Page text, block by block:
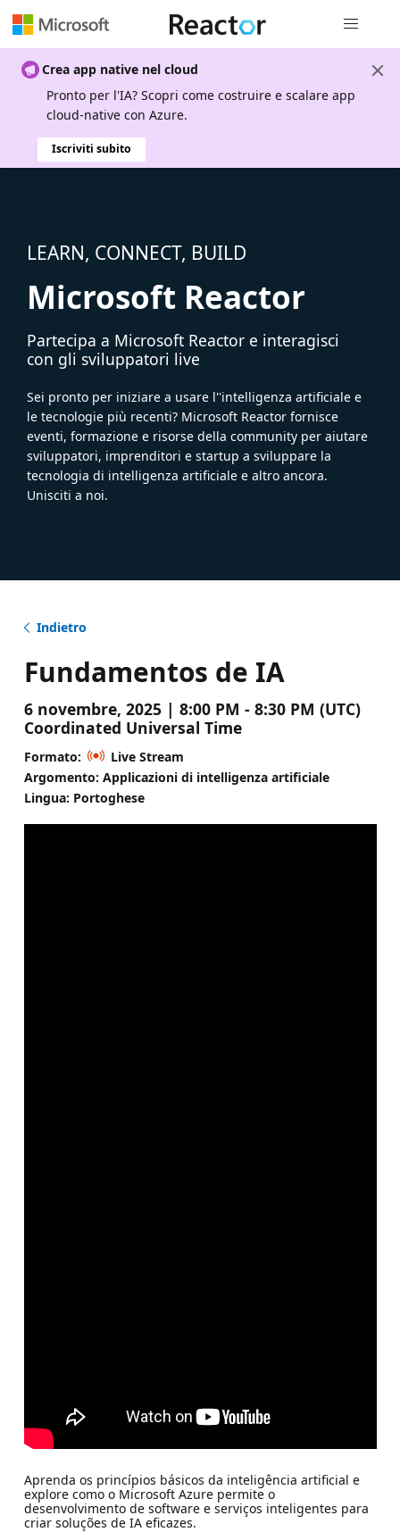
Crea app native nel cloud
Pronto per l'IA? Scopri come costruire e scalare app
cloud-native con Azure.
Iscriviti subito
LEARN, CONNECT, BUILD
Microsoft Reactor
Partecipa a Microsoft Reactor e interagisci
con gli sviluppatori live
Sei pronto per iniziare a usare l''intelligenza artificiale e
le tecnologie più recenti? Microsoft Reactor fornisce
eventi, formazione e risorse della community per aiutare
sviluppatori, imprenditori e startup a sviluppare la
tecnologia di intelligenza artificiale e altro ancora.
Unisciti a noi.
Indietro
Fundamentos de IA
6 novembre, 2025 | 8:00 PM - 8:30 PM (UTC)
Coordinated Universal Time
Formato:
Live Stream
Argomento: Applicazioni di intelligenza artificiale
Lingua: Portoghese
Aprenda os princípios básicos da inteligência artificial e
explore como o Microsoft Azure permite o
desenvolvimento de software e serviços inteligentes para
criar soluções de IA eficazes.